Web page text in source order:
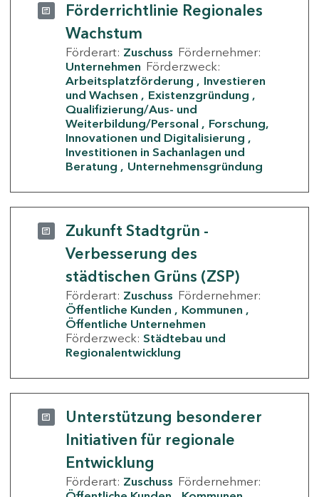
Förderrichtlinie Regionales
Wachstum
Förderart: Zuschuss Fördernehmer:
Unternehmen Förderzweck:
Arbeitsplatzförderung
Investieren
und Wachsen
Existenzgründung
Qualifizierung/Aus- und
Weiterbildung/Personal
Forschung,
Innovationen und Digitalisierung
Investitionen in Sachanlagen und
Beratung
Unternehmensgründung
Zukunft Stadtgrün -
Verbesserung des
städtischen Grüns (ZSP)
Förderart: Zuschuss Fördernehmer:
Öffentliche Kunden
Kommunen
Öffentliche Unternehmen
Förderzweck: Städtebau und
Regionalentwicklung
Unterstützung besonderer
Initiativen für regionale
Entwicklung
Förderart: Zuschuss Fördernehmer: